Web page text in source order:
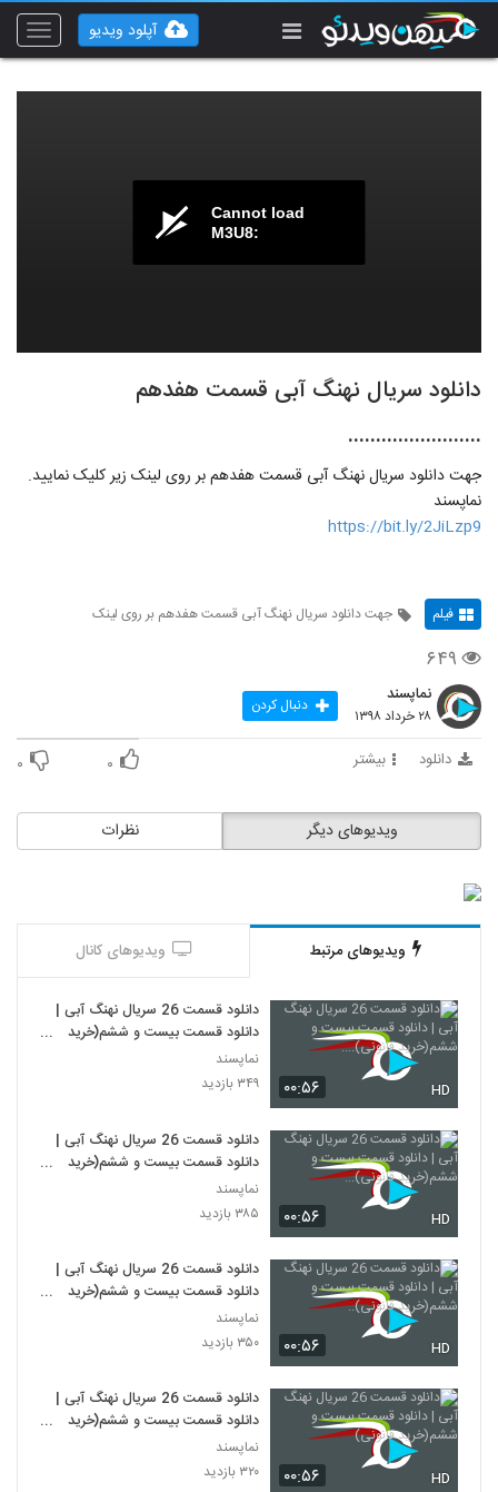
Toggle
آپلود ویدیو
Cannot load
M3U8:
دانلود سریال نهنگ آبی قسمت هفدهم
........................
جهت دانلود سریال نهنگ آبی قسمت هفدهم بر روی لینک زیر کلیک نمایید.
نماپسند
https://bit.ly/2JiLzp9
فیلم جهت دانلود سریال نهنگ آبی قسمت هفدهم بر روی لینک
۶۴۹
نماپسند
۲۸ خرداد ۱۳۹۸ دنبال کردن
دانلود بیشتر ۰ ۰
نظرات ویدیوهای دیگر
ویدیوهای مرتبط ویدیوهای کانال
۰۰:۵۶ HD
دانلود قسمت 26 سریال نهنگ آبی |
دانلود قسمت بیست و ششم(خرید
قانونی)....
نماپسند
۳۴۹ بازدید
۰۰:۵۶ HD
دانلود قسمت 26 سریال نهنگ آبی |
دانلود قسمت بیست و ششم(خرید
قانونی)...
نماپسند
۳۸۵ بازدید
۰۰:۵۶ HD
دانلود قسمت 26 سریال نهنگ آبی |
دانلود قسمت بیست و ششم(خرید
قانونی)..
نماپسند
۳۵۰ بازدید
۰۰:۵۶ HD
دانلود قسمت 26 سریال نهنگ آبی |
دانلود قسمت بیست و ششم(خرید
قانونی)
نماپسند
۳۲۰ بازدید